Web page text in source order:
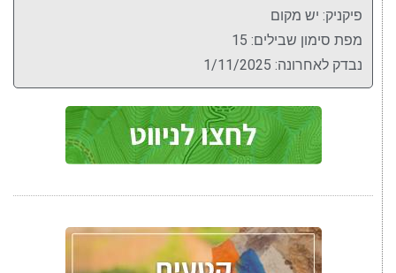
פיקניק: יש מקום
מפת סימון שבילים: 15
נבדק לאחרונה: 1/11/2025